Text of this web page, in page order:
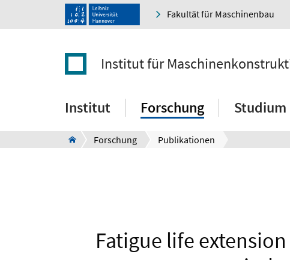
Fakultät für Maschinenbau
Institut für
Institut Forschung Studium
Forschung Publikationen
Fatigue life